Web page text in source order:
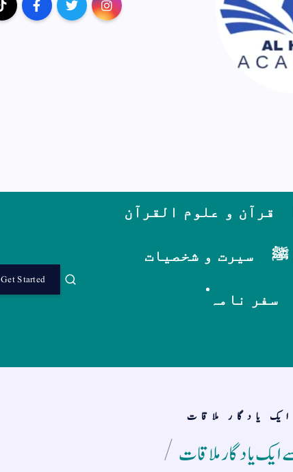
قرآن و علوم القرآن
ﷺ سیرت و شخصیات
سفر نامہ
Get Started
ایک یادگار ملاقات
ایک یادگار ملاقات